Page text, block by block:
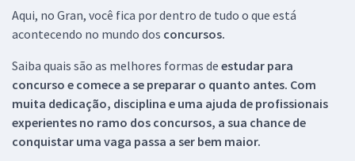
Aqui, no Gran, você fica por dentro de tudo o que está
acontecendo no mundo dos concursos.
Saiba quais são as melhores formas de estudar para
concurso e comece a se preparar o quanto antes. Com
muita dedicação, disciplina e uma ajuda de profissionais
experientes no ramo dos concursos, a sua chance de
conquistar uma vaga passa a ser bem maior.